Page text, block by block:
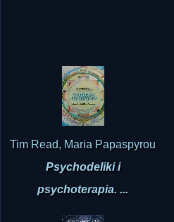
Tim Read, Maria Papaspyrou
Psychodeliki i
psychoterapia. ...